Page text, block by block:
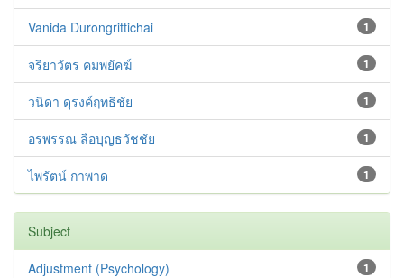
1
Vanida Durongrittichai
1
จริยาวัตร คมพยัคฆ์
1
วนิดา ดุรงค์ฤทธิชัย
1
อรพรรณ ลือบุญธวัชชัย
1
ไพรัตน์ กาพาด
Subject
1
Adjustment ‪(Psychology)